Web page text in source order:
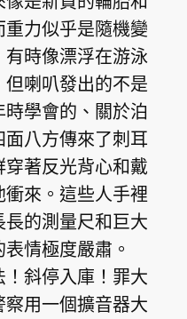
力似乎是隨機變
時像漂浮在游泳
喇叭發出的不是
時學會的、關於泊
八方傳來了刺耳
著反光背心和戴
來。這些人手裡
的測量尺和巨大
情極度嚴肅。
！斜停入庫！罪大
用一個擴音器大